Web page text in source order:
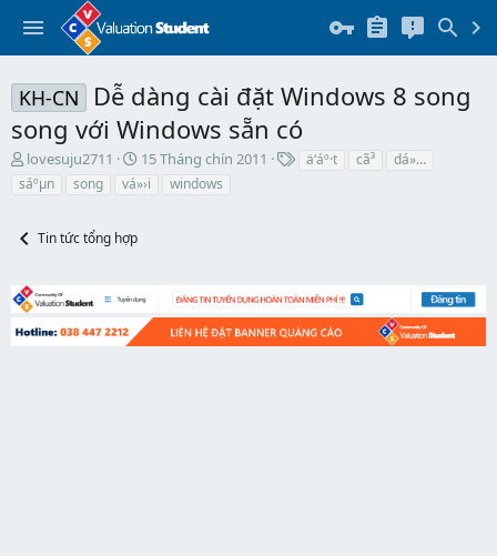
KH-CN
Dễ dàng cài đặt Windows 8 song
song với Windows sẵn có
T
h
a
t
a
r
lovesuju2711
N
g
đ
u
15 Tháng chín 2011 ä‘áº·t cã³
dá»…
sáºµn
song vá»›i windows
Tin tức tổng hợp